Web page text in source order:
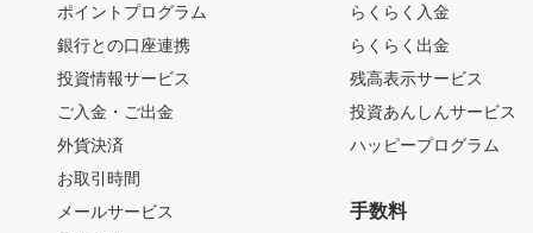
ポイントプログラム
銀行との口座連携
投資情報サービス
ご入金・ご出金
外貨決済
お取引時間
メールサービス
らくらく入金
らくらく出金
残高表示サービス
投資あんしんサービス
ハッピープログラム
手数料